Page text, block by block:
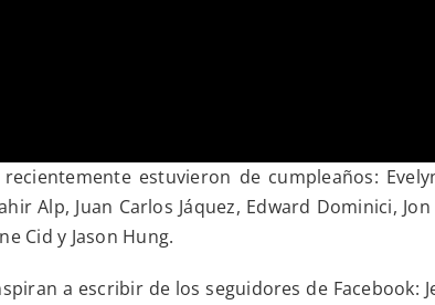
estuvieron de cumpleaños:
Alp, Juan Carlos Jáquez, Edward Dominici,
Cid y Jason Hung.
a escribir de los seguidores de Facebook: